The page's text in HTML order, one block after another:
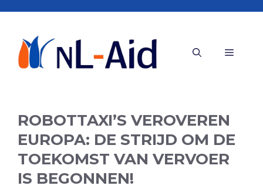
inhoud
Menu
ROBOTTAXI’S VEROVEREN
EUROPA: DE STRIJD OM DE
TOEKOMST VAN VERVOER
IS BEGONNEN!